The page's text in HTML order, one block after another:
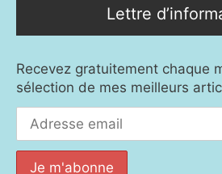
Lettre
Recevez gratuitement chaque
sélection de mes meilleurs